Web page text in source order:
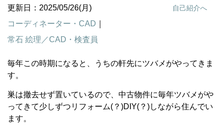
自己紹介へ
更新日：2025/05/26(月)
コーディネーター・CAD
常石 絵理／CAD・検査員
毎年この時期になると、うちの軒先にツバメがやってきま
す。
巣は撤去せず置いているので、中古物件に毎年ツバメがや
ってきて少しずつリフォーム(？)DIY(？)しながら住んでい
ます。